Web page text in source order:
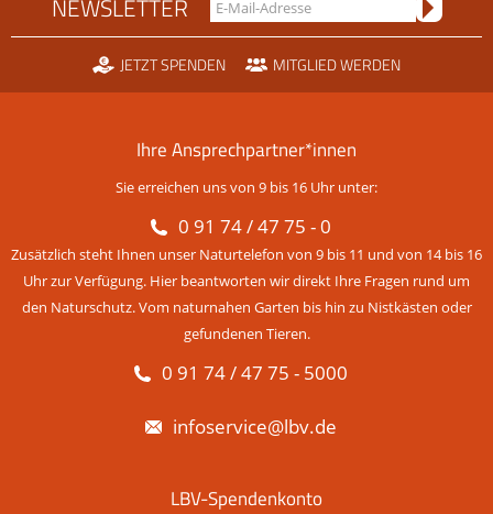
NEWSLETTER
JETZT SPENDEN MITGLIED WERDEN
Ihre Ansprechpartner*innen
Sie erreichen uns von 9 bis 16 Uhr unter:
0 91 74 / 47 75 - 0
Zusätzlich steht Ihnen unser Naturtelefon von 9 bis 11 und von 14 bis 16
Uhr zur Verfügung. Hier beantworten wir direkt Ihre Fragen rund um
den Naturschutz. Vom naturnahen Garten bis hin zu Nistkästen oder
gefundenen Tieren.
0 91 74 / 47 75 - 5000
infoservice@lbv.de
LBV-Spendenkonto